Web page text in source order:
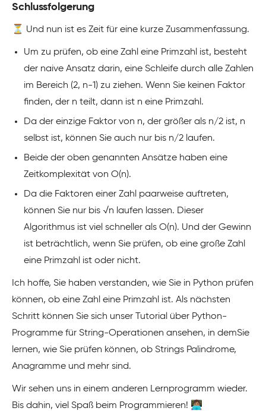
Schlussfolgerung
⏳ Und nun ist es Zeit für eine kurze Zusammenfassung.
Um zu prüfen, ob eine Zahl eine Primzahl ist, besteht
der naive Ansatz darin, eine Schleife durch alle Zahlen
im Bereich (2, n-1) zu ziehen. Wenn Sie keinen Faktor
finden, der n teilt, dann ist n eine Primzahl.
Da der einzige Faktor von n, der größer als n/2 ist, n
selbst ist, können Sie auch nur bis n/2 laufen.
Beide der oben genannten Ansätze haben eine
Zeitkomplexität von O(n).
Da die Faktoren einer Zahl paarweise auftreten,
können Sie nur bis √n laufen lassen. Dieser
Algorithmus ist viel schneller als O(n). Und der Gewinn
ist beträchtlich, wenn Sie prüfen, ob eine große Zahl
eine Primzahl ist oder nicht.
Ich hoffe, Sie haben verstanden, wie Sie in Python prüfen
können, ob eine Zahl eine Primzahl ist. Als nächsten
Schritt können Sie sich unser Tutorial über Python-
Programme für String-Operationen ansehen, in demSie
lernen, wie Sie prüfen können, ob Strings Palindrome,
Anagramme und mehr sind.
Wir sehen uns in einem anderen Lernprogramm wieder.
Bis dahin, viel Spaß beim Programmieren! 👩🏽‍💻